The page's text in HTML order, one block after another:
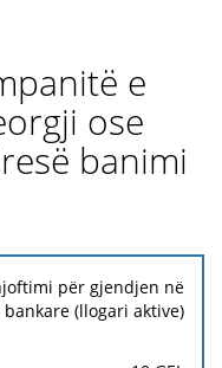
e
ose
banimi
për gjendjen në
(llogari aktive)